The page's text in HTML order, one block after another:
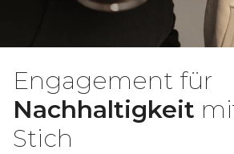
Engagement für
Nachhaltigkeit
Stich